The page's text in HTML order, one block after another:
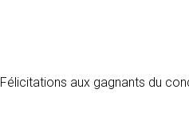
Félicitations aux gagnants du